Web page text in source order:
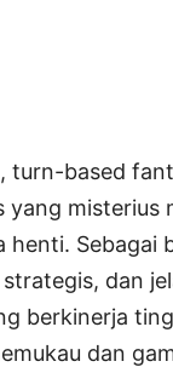
, turn-based
yang misterius
Sebagai
dan
berkinerja
dan